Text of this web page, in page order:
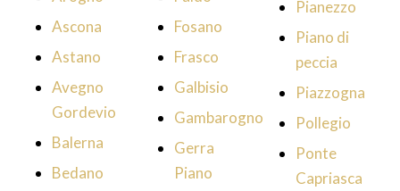
Ascona
Astano
Avegno
Gordevio
Balerna
Bedano
Fosano
Frasco
Galbisio
Gambarogno
Gerra
Piano
Pianezzo
Piano di
peccia
Piazzogna
Pollegio
Ponte
Capriasca